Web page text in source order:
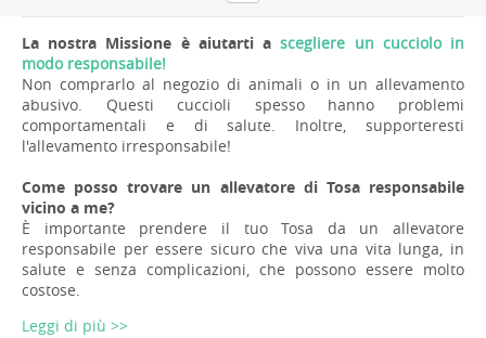
La nostra Missione è aiutarti ascegliere un cucciolo in
modo responsabile!
Non comprarlo al negozio di animali o in un allevamento
abusivo. Questi cuccioli spesso hanno problemi
comportamentali e di salute. Inoltre, supporteresti
l'allevamento irresponsabile!
Come posso trovare un allevatore di Tosa responsabile
vicino a me?
È importante prendere il tuo Tosa da un allevatore
responsabile per essere sicuro che viva una vita lunga, in
salute e senza complicazioni, che possono essere molto
costose.
Leggi di più >>